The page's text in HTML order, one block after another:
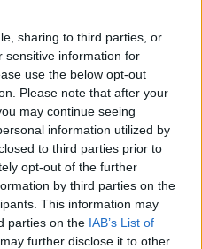
sharing to third parties, or
sensitive information for
use the below opt-out
Please note that after your
may continue seeing
information utilized by
to third parties prior to
opt-out of the further
by third parties on the
This information may
parties on the IAB’s List of
further disclose it to other
pubblicitari su una nota
e promuovevano
piattaforme di trading on
Gli utenti della rete venivano
dell’investimento poichè i
attraverso lo
di Eni s.p.a. e dell’immagine
tempore.
video deepfake, che
facevano credere il pieno